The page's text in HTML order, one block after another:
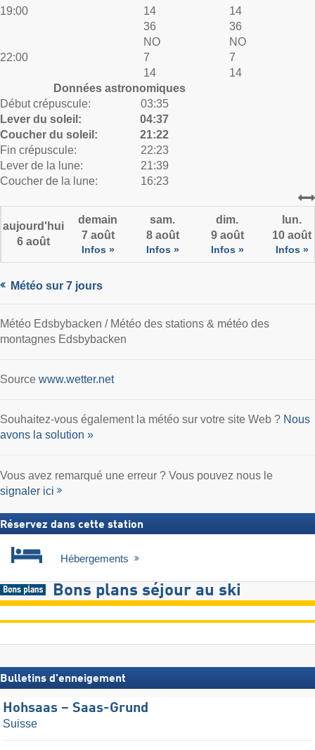
19:00
14
36
14
36
22:00
NO
7
14
NO
7
14
Données astronomiques
Début crépuscule:
Lever du soleil:
Coucher du soleil:
Fin crépuscule:
03:35
04:37
21:22
22:23
Lever de la lune:
Coucher de la lune:
21:39
16:23
aujourd'hui
6 août
demain
7 août
Infos »
sam.
8 août
Infos »
dim.
9 août
Infos »
lun.
10 août
Infos »
Météo sur 7 jours
Météo Edsbybacken / Météo des stations & météo des
montagnes Edsbybacken
Source www.wetter.net
Souhaitez-vous également la météo sur votre site Web ? Nous
avons la solution »
Vous avez remarqué une erreur ? Vous pouvez nous le
signaler ici
Réservez dans cette station
Hébergements
Bons plans séjour au ski
Bulletins d'enneigement
Hohsaas – Saas-Grund
Suisse